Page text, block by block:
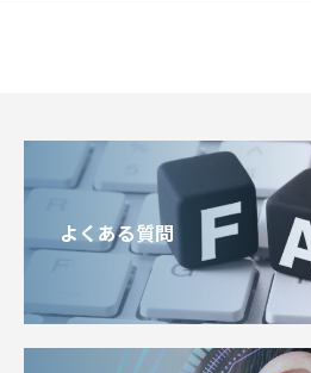
よくある質問